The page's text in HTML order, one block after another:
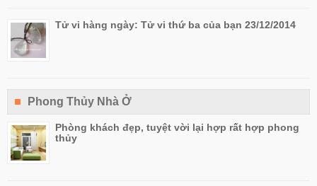
Tử vi hàng ngày: Tử vi thứ ba của bạn 23/12/2014
Phong Thủy Nhà Ở
Phòng khách đẹp, tuyệt vời lại hợp rất hợp phong
thủy